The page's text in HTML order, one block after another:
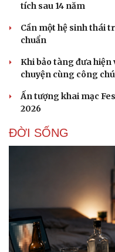
tích sau 14 năm
Cần một hệ sinh thái
chuẩn
Khi bảo tàng đưa
chuyện cùng công
Ấn tượng khai mạc
2026
ĐỜI SỐNG